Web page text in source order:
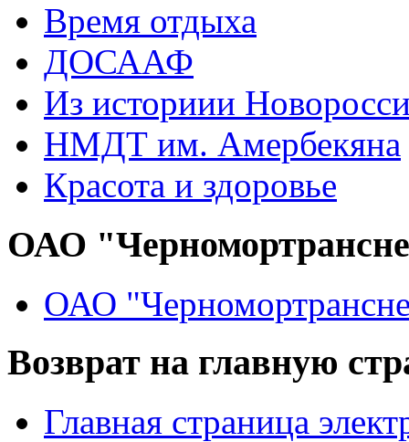
Время отдыха
ДОСААФ
Из историии
НМДТ им. Амербекяна
Красота и здоровье
ОАО
ОАО
Возврат на главную
Главная страница